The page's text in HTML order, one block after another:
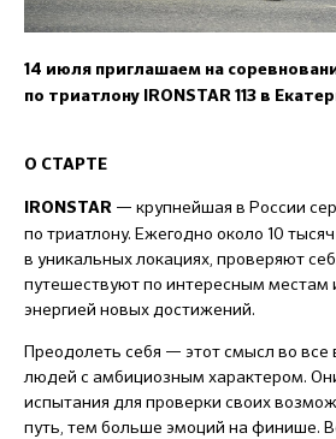
14 июля приглашаем на
по триатлону
IRONSTAR 113 в
О СТАРТЕ
IRONSTAR — крупнейшая в России
по триатлону. Ежегодно около 10
в уникальных локациях, проверяют
путешествуют по интересным местам
энергией новых достижений.
Преодолеть себя — этот смысл во все
людей с амбициозным характером.
испытания для проверки своих
путь, тем больше эмоций на финише.